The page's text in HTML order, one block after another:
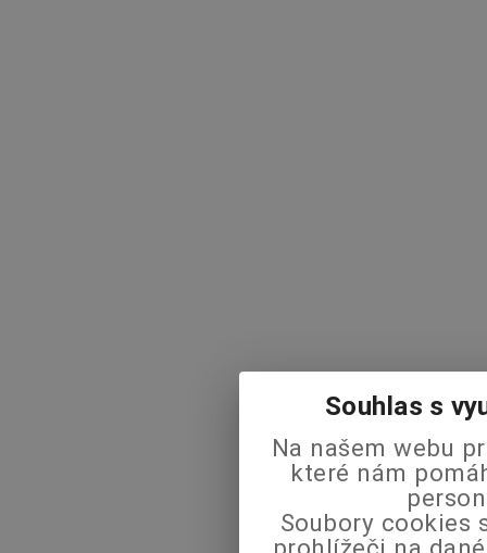
Souhlas s
Na našem webu
které nám
Soubory cookies